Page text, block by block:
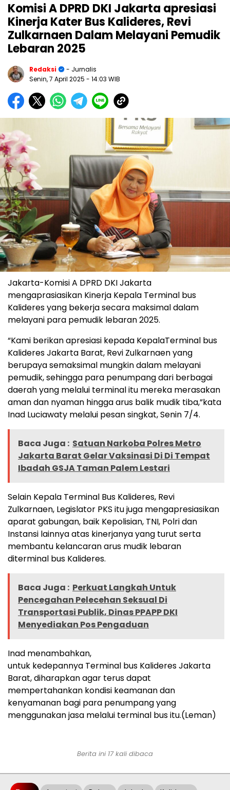
Komisi A DPRD DKI Jakarta apresiasi
Kinerja Kater Bus Kalideres, Revi
Zulkarnaen Dalam Melayani Pemudik
Lebaran 2025
Redaksi
- Jurnalis
Senin, 7 April 2025 - 14:03 WIB
Jakarta-Komisi A DPRD DKI Jakarta
mengaprasiasikan Kinerja Kepala Terminal bus
Kalideres yang bekerja secara maksimal dalam
melayani para pemudik lebaran 2025.
“Kami berikan apresiasi kepada KepalaTerminal bus
Kalideres Jakarta Barat, Revi Zulkarnaen yang
berupaya semaksimal mungkin dalam melayani
pemudik, sehingga para penumpang dari berbagai
daerah yang melalui terminal itu mereka merasakan
aman dan nyaman hingga arus balik mudik tiba,”kata
Inad Luciawaty melalui pesan singkat, Senin 7/4.
Baca Juga : Satuan Narkoba Polres Metro
Jakarta Barat Gelar Vaksinasi Di Di Tempat
Ibadah GSJA Taman Palem Lestari
Selain Kepala Terminal Bus Kalideres, Revi
Zulkarnaen, Legislator PKS itu juga mengapresiasikan
aparat gabungan, baik Kepolisian, TNI, Polri dan
Instansi lainnya atas kinerjanya yang turut serta
membantu kelancaran arus mudik lebaran
diterminal bus Kalideres.
Baca Juga : Perkuat Langkah Untuk
Pencegahan Pelecehan Seksual Di
Transportasi Publik, Dinas PPAPP DKI
Menyediakan Pos Pengaduan
Inad menambahkan,
untuk kedepannya Terminal bus Kalideres Jakarta
Barat, diharapkan agar terus dapat
mempertahankan kondisi keamanan dan
kenyamanan bagi para penumpang yang
menggunakan jasa melalui terminal bus itu.(Leman)
Berita ini 17 kali dibaca